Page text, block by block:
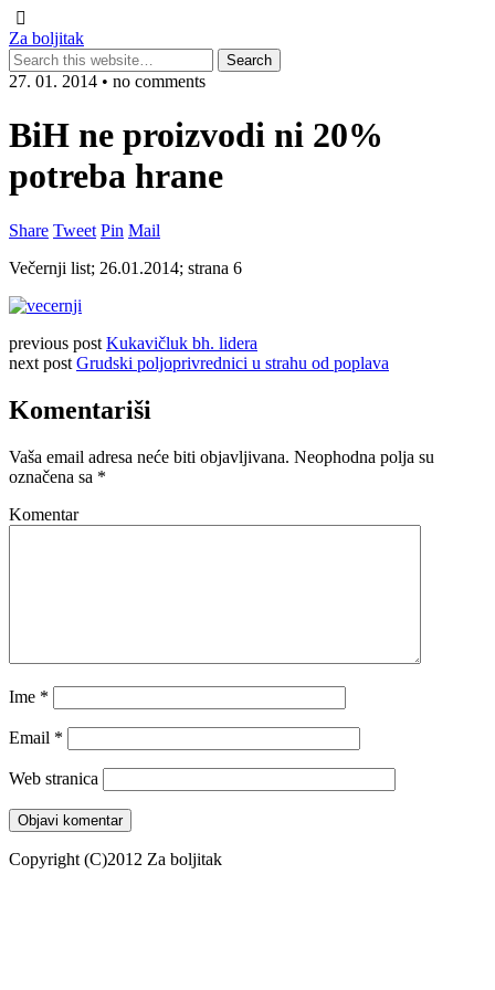
Za boljitak
27. 01. 2014 • no comments
BiH ne proizvodi ni 20%
potreba hrane
Share Tweet Pin Mail
Večernji list; 26.01.2014; strana 6
previous post Kukavičluk bh. lidera
next post Grudski poljoprivrednici u strahu od poplava
Komentariši
Vaša email adresa neće biti objavljivana. Neophodna polja su
označena sa *
Komentar
Ime *
Email *
Web stranica
Copyright (C)2012 Za boljitak